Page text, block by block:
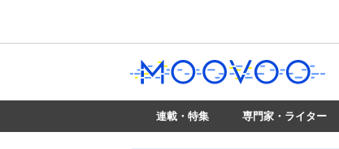
連載・特集 専門家・ライター